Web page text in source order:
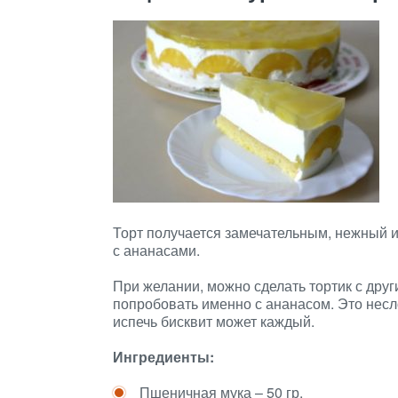
Торт получается замечательным, нежный
с ананасами.
При желании, можно сделать тортик с
попробовать именно с ананасом. Это
испечь бисквит может каждый.
Ингредиенты:
Пшеничная мука – 50 гр.